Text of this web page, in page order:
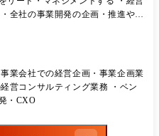
全社の事業開発の企画・推進や現
業会社での経営企画・事業企画業
営コンサルティング業務 ・ベン
・CXO